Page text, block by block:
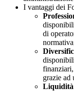
I vantaggi dei
di
grazie ad
Liquidità